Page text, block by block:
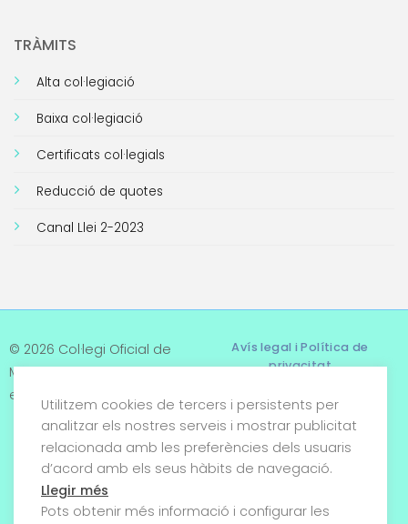
TRÀMITS
Alta col·legiació
Baixa col·legiació
Certificats col·legials
Reducció de quotes
Canal Llei 2-2023
© 2026 Col·legi Oficial de
Metges de Tarragona. Tots
els drets reservats
Avís legal i Política de
privacitat
Termes i condicions
Política de cookies
Utilitzem cookies de tercers i persistents per
analitzar els nostres serveis i mostrar publicitat
relacionada amb les preferències dels usuaris
d’acord amb els seus hàbits de navegació.
Llegir més
Pots obtenir més informació i configurar les